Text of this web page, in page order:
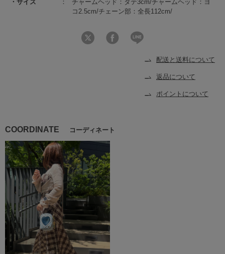
サイズ
チャームヘッド：タテ3cm/チャームヘッド：ヨ
コ2.5cm/チェーン部：全長112cm/
配送と送料について
返品について
ポイントについて
COORDINATE コーディネート